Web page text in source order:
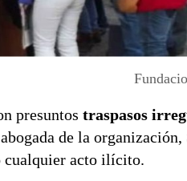
presuntos traspasos
de la organización,
cualquier acto ilícito.